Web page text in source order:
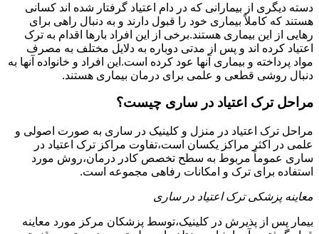
دسته دیگری از بیمارانی که در دام اعتیاد گرفتار شده اند کسانی
هستند که کاملاً بیماری خود را قبول دارند و به دنبال راهی برای
رهایی از این بیماری هستند.برخی از این افراد بارها اقدام به ترک
اعتیاد کرده اند و پس از مدتی دوباره به دلایل مختلف به مصرف
مواد پرداخته و بیماری آنها عود کرده است.این افراد و خانواده آنها به
دنبال روشی قطعی و علمی برای درمان بیماری هستند.
مراحل ترک اعتیاد در ساری چیست؟
مراحل ترک اعتیاد در منزل و کلینیک در ساری به صورت اصولی و
علمی در اکثر مراکز یکسان است،تفاوت مراکز ترک اعتیاد در
ساری عموماً مربوط به سطح تخصص کادر درمان،روش مورد
استفاده برای ترک و امکانات رفاهی مجموعه است.
معاینه پزشکی ترک اعتیاد در ساری
بیمار پس از پذیرش در کلینیک،توسط پزشکان مرکز مورد معاینه